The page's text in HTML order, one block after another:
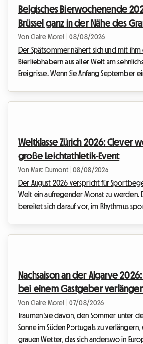
Belgisches Bierwochenende
Brüssel ganz in der Nähe des
Von Claire Morel 08/08/2026
Der Spätsommer nähert sich und mit
Bierliebhabern aus aller Welt am
Ereignisse. Wenn Sie Anfang September
Voraus ausgebucht und die Preise
Weltklasse Zürich 2026: Clever
große Leichtathletik-Event
Von Marc Dumont 08/08/2026
Der August 2026 verspricht für
Welt ein aufregender Monat zu werden.
bereitet sich darauf vor, im Rhythmus
Doch während das Spektakel auf der
Nachsaison an der Algarve
bei einem Gastgeber
explodierenden Preisen zu
Von Claire Morel 07/08/2026
Träumen Sie davon, den Sommer unter
Sonne im Süden Portugals zu
grauen Wetter, das sich anderswo in